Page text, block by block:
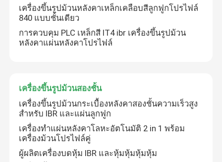
เครื่องขึ้นรูปม้วนหลังคาเหล็กเคลือบสีลูกฟูกโปรไฟล์
840 แบบชั้นเดียว
การควบคุม PLC เหล็กสี IT4 ibr เครื่องขึ้นรูปม้วน
หลังคาแผ่นหลังคาโปรไฟล์
เครื่องขึ้นรูปม้วนสองชั้น
เครื่องขึ้นรูปม้วนกระเบื้องหลังคาสองชั้นความเร็วสูง
สำหรับ IBR และแผ่นลูกฟูก
เครื่องทำแผ่นหลังคาโลหะอัตโนมัติ 2 in 1 พร้อม
เครื่องม้วนโปรไฟล์คู่
ผู้ผลิตเครื่องบดหุ้ม IBR และหุ้มหุ้มหุ้มหุ้ม